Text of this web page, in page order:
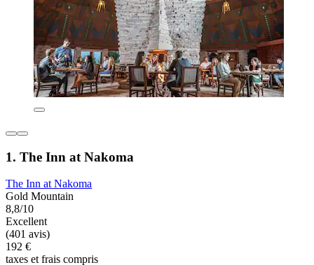
1. The Inn at Nakoma
The Inn at Nakoma
Gold Mountain
8,8/10
Excellent
(401 avis)
192 €
taxes et frais compris